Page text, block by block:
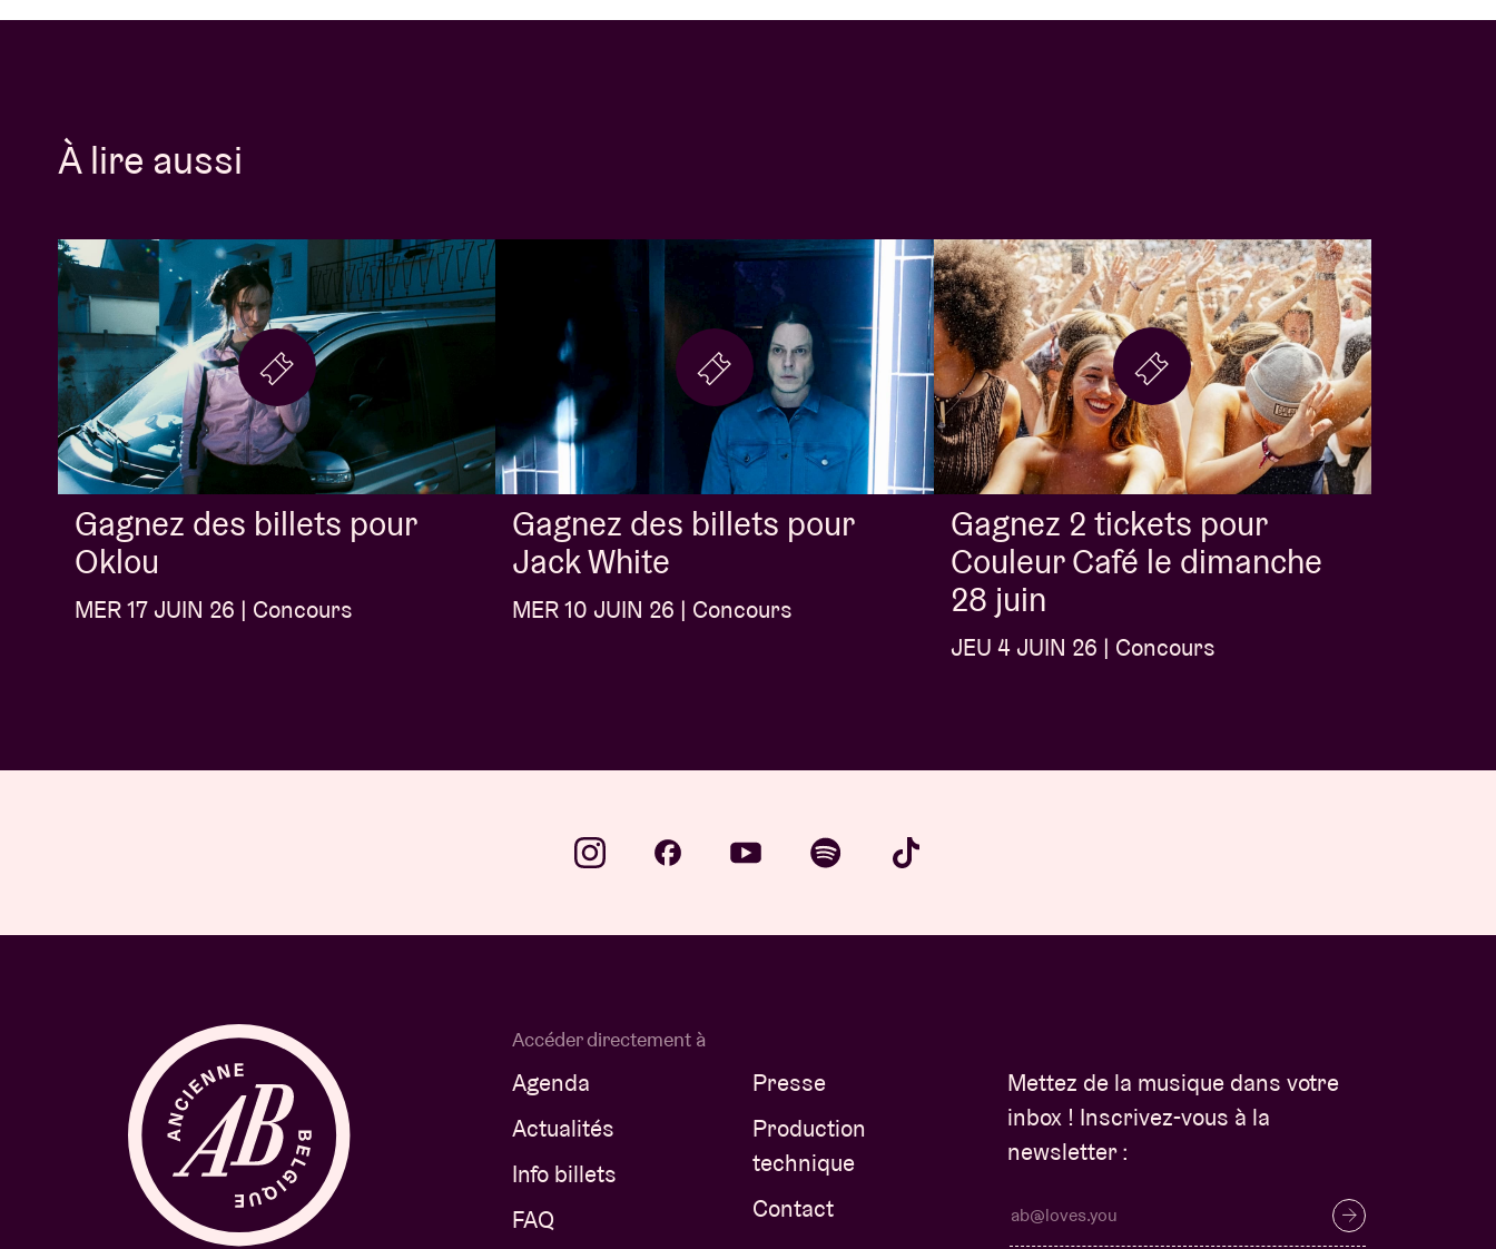
À lire aussi
Gagnez des billets pour
Oklou
MER 17 JUIN 26 | Concours
Gagnez des billets pour
Jack White
MER 10 JUIN 26 | Concours
Gagnez 2 tickets pour
Couleur Café le dimanche
28 juin
JEU 4 JUIN 26 | Concours
Accéder directement à
Agenda
Actualités
Info billets
FAQ
Presse
Production
technique
Contact
Mettez de la musique dans votre
inbox ! Inscrivez-vous à la
newsletter :